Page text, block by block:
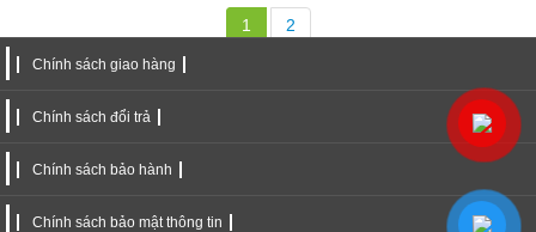
1 2
Chính sách giao hàng
Chính sách đổi trả
Chính sách bảo hành
Chính sách bảo mật thông tin